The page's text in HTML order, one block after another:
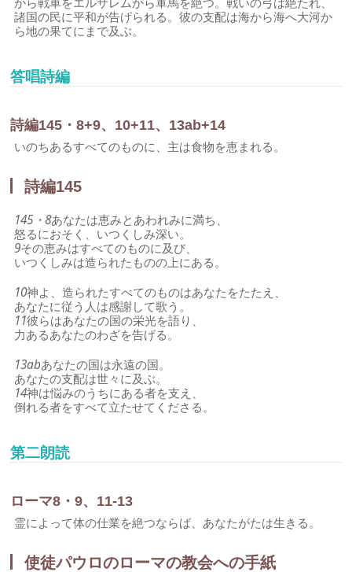
諸国の民に平和が告げられる。彼の支配は海から海へ大河か
ら地の果てにまで及ぶ。
答唱詩編
詩編145・8+9、10+11、13ab+14
いのちあるすべてのものに、主は食物を恵まれる。
詩編145
145・8あなたは恵みとあわれみに満ち、
怒るにおそく、いつくしみ深い。
9その恵みはすべてのものに及び、
いつくしみは造られたものの上にある。
10神よ、造られたすべてのものはあなたをたたえ、
あなたに従う人は感謝して歌う。
11彼らはあなたの国の栄光を語り、
力あるあなたのわざを告げる。
13abあなたの国は永遠の国。
あなたの支配は世々に及ぶ。
14神は悩みのうちにある者を支え、
倒れる者をすべて立たせてくださる。
第二朗読
ローマ8・9、11-13
霊によって体の仕業を絶つならば、あなたがたは生きる。
使徒パウロのローマの教会への手紙